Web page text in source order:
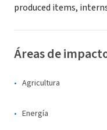
produced items,
Áreas de
Agricultura
Energía